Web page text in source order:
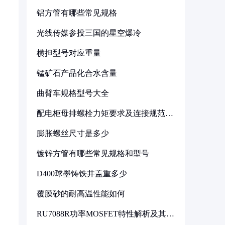
铝方管有哪些常见规格
光线传媒参投三国的星空爆冷
横担型号对应重量
锰矿石产品化合水含量
曲臂车规格型号大全
配电柜母排螺栓力矩要求及连接规范详
膨胀螺丝尺寸是多少
镀锌方管有哪些常见规格和型号
D400球墨铸铁井盖重多少
覆膜砂的耐高温性能如何
RU7088R功率MOSFET特性解析及其在